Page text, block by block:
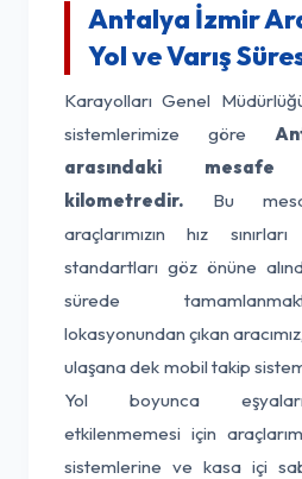
Antalya İzmir
Yol ve Varış
Karayolları Genel
sistemlerimize göre
arasındaki
kilometredir. Bu
araçlarımızın hız
standartları göz önüne
sürede
lokasyonundan çıkan
ulaşana dek mobil takip
Yol boyunca
etkilenmemesi için
sistemlerine ve kasa içi